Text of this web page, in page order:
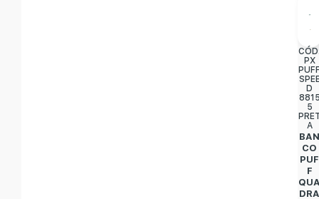
PX
D
5
A
CO
PUF
F